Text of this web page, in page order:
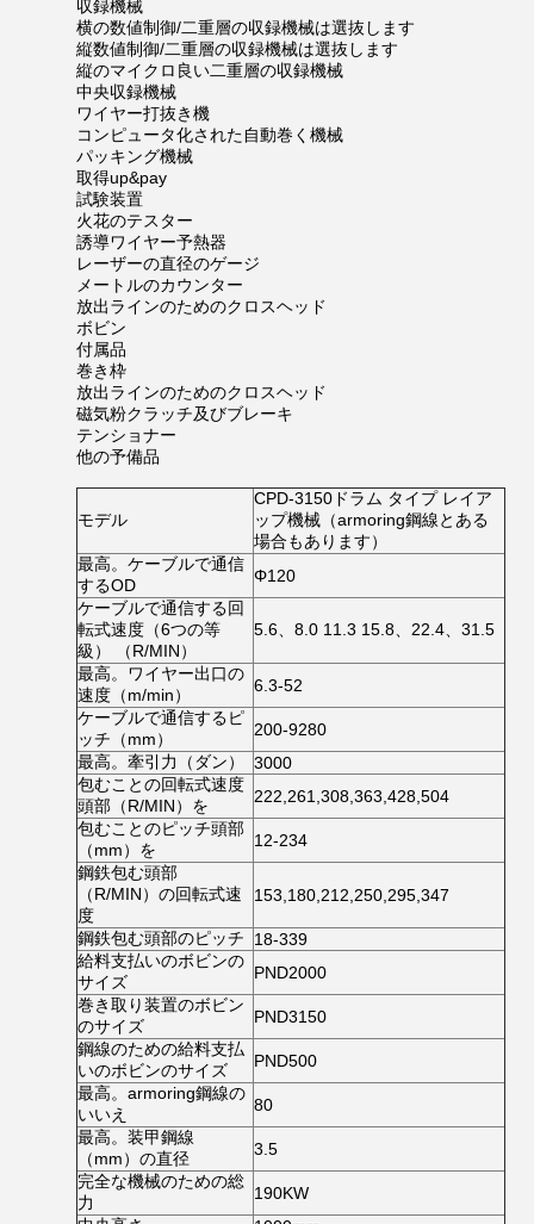
収録機械
横の数値制御/二重層の収録機械は選抜します
縦数値制御/二重層の収録機械は選抜します
縦のマイクロ良い二重層の収録機械
中央収録機械
ワイヤー打抜き機
コンピュータ化された自動巻く機械
パッキング機械
取得up&pay
試験装置
火花のテスター
誘導ワイヤー予熱器
レーザーの直径のゲージ
メートルのカウンター
放出ラインのためのクロスヘッド
ボビン
付属品
巻き枠
放出ラインのためのクロスヘッド
磁気粉クラッチ及びブレーキ
テンショナー
他の予備品
モデル
CPD-3150ドラム タイプ レイア
ップ機械（armoring鋼線とある
場合もあります）
最高。ケーブルで通信
するOD
Φ120
ケーブルで通信する回
転式速度（6つの等
級） （R/MIN）
5.6、8.0 11.3 15.8、22.4、31.5
最高。ワイヤー出口の
速度（m/min）
6.3-52
ケーブルで通信するピ
ッチ（mm）
200-9280
最高。牽引力（ダン）
3000
包むことの回転式速度
頭部（R/MIN）を
222,261,308,363,428,504
包むことのピッチ頭部
（mm）を
12-234
鋼鉄包む頭部
（R/MIN）の回転式速
度
153,180,212,250,295,347
鋼鉄包む頭部のピッチ
18-339
給料支払いのボビンの
サイズ
PND2000
巻き取り装置のボビン
のサイズ
PND3150
鋼線のための給料支払
いのボビンのサイズ
PND500
最高。armoring鋼線の
いいえ
80
最高。装甲鋼線
（mm）の直径
3.5
完全な機械のための総
力
190KW